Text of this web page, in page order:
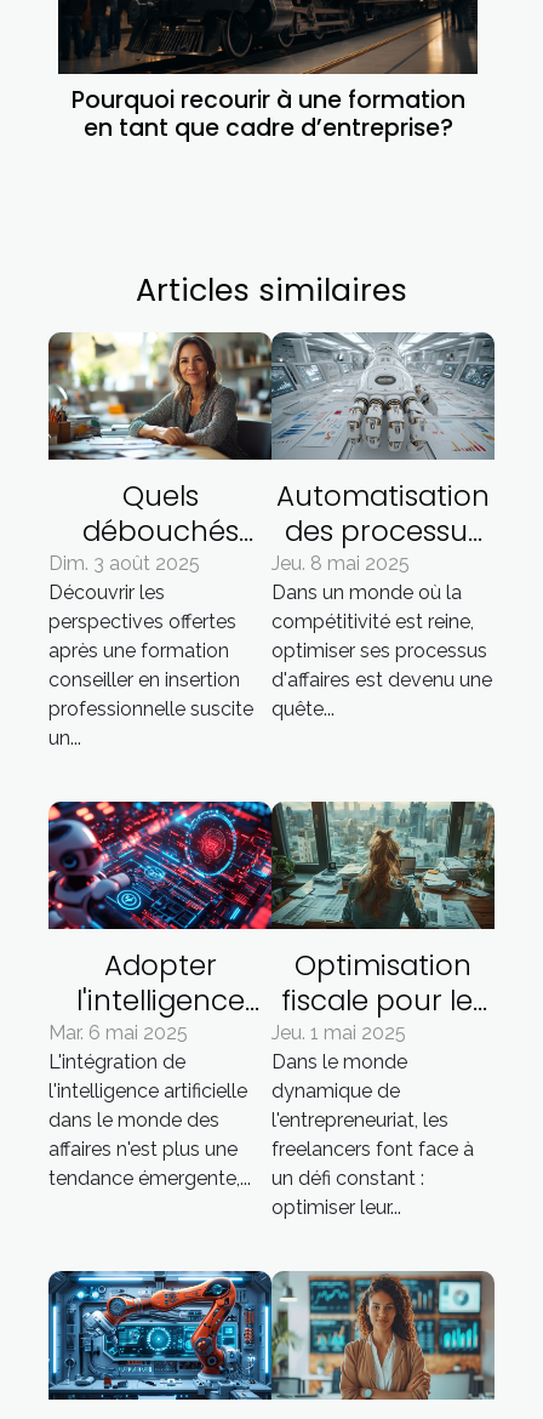
Pourquoi recourir à une formation
en tant que cadre d’entreprise?
Articles similaires
Quels
débouchés
après une
formation
conseiller en
insertion
professionnelle
Dim. 3 août 2025
Découvrir les
perspectives offertes
après une formation
conseiller en insertion
professionnelle suscite
un...
Automatisation
des processus
d'affaires
comment
gagner en
efficacité et
réduire les
Jeu. 8 mai 2025
Dans un monde où la
compétitivité est reine,
optimiser ses processus
d'affaires est devenu une
quête...
Adopter
l'intelligence
artificielle pour
transformer
votre business
model
Mar. 6 mai 2025
L'intégration de
l'intelligence artificielle
dans le monde des
affaires n'est plus une
tendance émergente,...
Optimisation
fiscale pour les
freelancers en
2023 tendances
et stratégies
Jeu. 1 mai 2025
Dans le monde
dynamique de
l'entrepreneuriat, les
freelancers font face à
un défi constant :
optimiser leur...